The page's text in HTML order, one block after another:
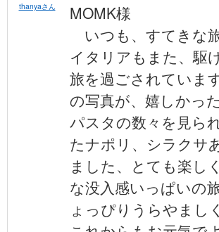
thanyaさん
MOMK様
いつも、すてきな
イタリアもまた、駆
旅を過ごされていま
の写真が、嬉しかっ
パスタの数々を見ら
たナポリ、シラクサ
ました、とても楽し
な没入感いっぱいの
ょっぴりうらやまし